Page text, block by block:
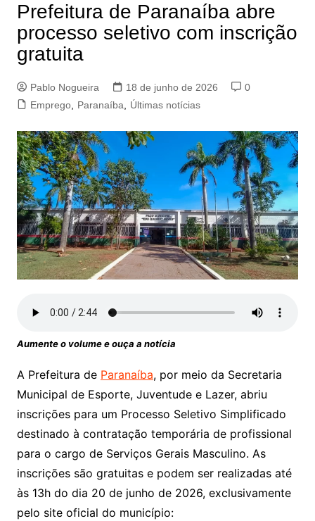
Prefeitura de Paranaíba abre
processo seletivo com inscrição
gratuita
Pablo Nogueira 18 de junho de 2026
0
Emprego, Paranaíba Últimas notícias
Aumente o volume e ouça a notícia
A Prefeitura de Paranaíba, por meio da Secretaria
Municipal de Esporte, Juventude e Lazer, abriu
inscrições para um Processo Seletivo Simplificado
destinado à contratação temporária de profissional
para o cargo de Serviços Gerais Masculino. As
inscrições são gratuitas e podem ser realizadas até
às 13h do dia 20 de junho de 2026, exclusivamente
pelo site oficial do município: